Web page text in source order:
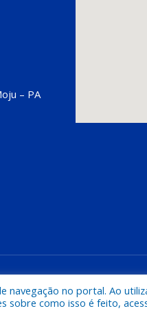
– PA
navegação no portal. Ao
como isso é feito,